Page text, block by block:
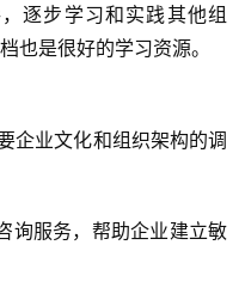
逐步学习和实践其他组
也是很好的学习资源。
企业文化和组织架构的调
询服务，帮助企业建立敏